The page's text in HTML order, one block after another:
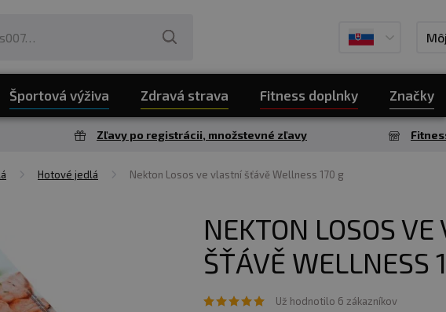
Športová výživa Zdravá strava Fitness doplnky Značky
Zľavy po registrácii, množstevné zľavy
Hotové jedlá Nekton Losos ve vlastní šťávě Wellness 170 g
NEKTON LOSOS
ŠŤÁVĚ WELLNESS
Už hodnotilo 6 zákazníkov